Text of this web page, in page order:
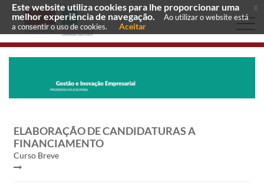
ELABORAÇÃO DE CANDIDATURAS A
FINANCIAMENTO
Curso Breve
Este website utiliza cookies para lhe proporcionar uma
melhor experiência de navegação.
Ao utilizar o website está
a consentir o uso de cookies.
Aceitar
x